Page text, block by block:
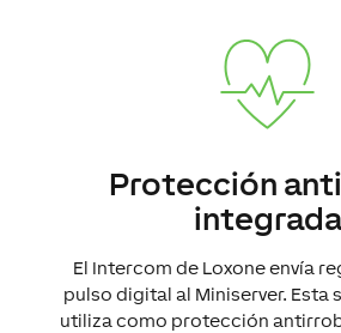
Protección
integrada
El Intercom de Loxone envía
pulso digital al Miniserver. Esta
utiliza como protección